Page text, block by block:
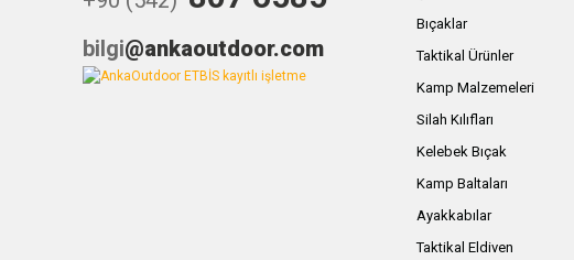
bilgi@ankaoutdoor.com
Bıçaklar
Taktikal Ürünler
Kamp Malzemeleri
Silah Kılıfları
Kelebek Bıçak
Kamp Baltaları
Ayakkabılar
Taktikal Eldiven